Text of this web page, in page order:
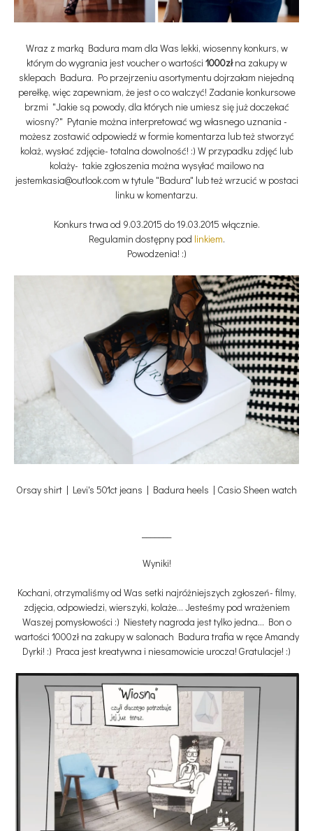
Wraz z marką Badura mam dla Was lekki, wiosenny konkurs, w
którym do wygrania jest voucher o wartości 1000złna zakupy w
sklepach Badura. Po przejrzeniu asortymentu dojrzałam niejedną
perełkę, więc zapewniam, że jest o co walczyć! Zadanie konkursowe
brzmi "Jakie są powody, dla których nie umiesz się już doczekać
wiosny?" Pytanie można interpretować wg własnego uznania -
możesz zostawić odpowiedź w formie komentarza lub też stworzyć
kolaż, wysłać zdjęcie- totalna dowolność! :) W przypadku zdjęć lub
kolaży- takie zgłoszenia można wysyłać mailowo na
jestemkasia@outlook.com w tytule "Badura" lub też wrzucić w postaci
linku w komentarzu.
Konkurs trwa od 9.03.2015 do 19.03.2015 włącznie.
Regulamin dostępny pod linkiem.
Powodzenia! :)
Orsay shirt | Levi's 501ct jeans | Badura heels | Casio Sheen watch
Wyniki!
Kochani, otrzymaliśmy od Was setki najróżniejszych zgłoszeń- filmy,
zdjęcia, odpowiedzi, wierszyki, kolaże... Jesteśmy pod wrażeniem
Waszej pomysłowości :) Niestety nagroda jest tylko jedna... Bon o
wartości 1000zł na zakupy w salonach Badura trafia w ręce Amandy
Dyrki! :) Praca jest kreatywna i niesamowicie urocza! Gratulacje! :)